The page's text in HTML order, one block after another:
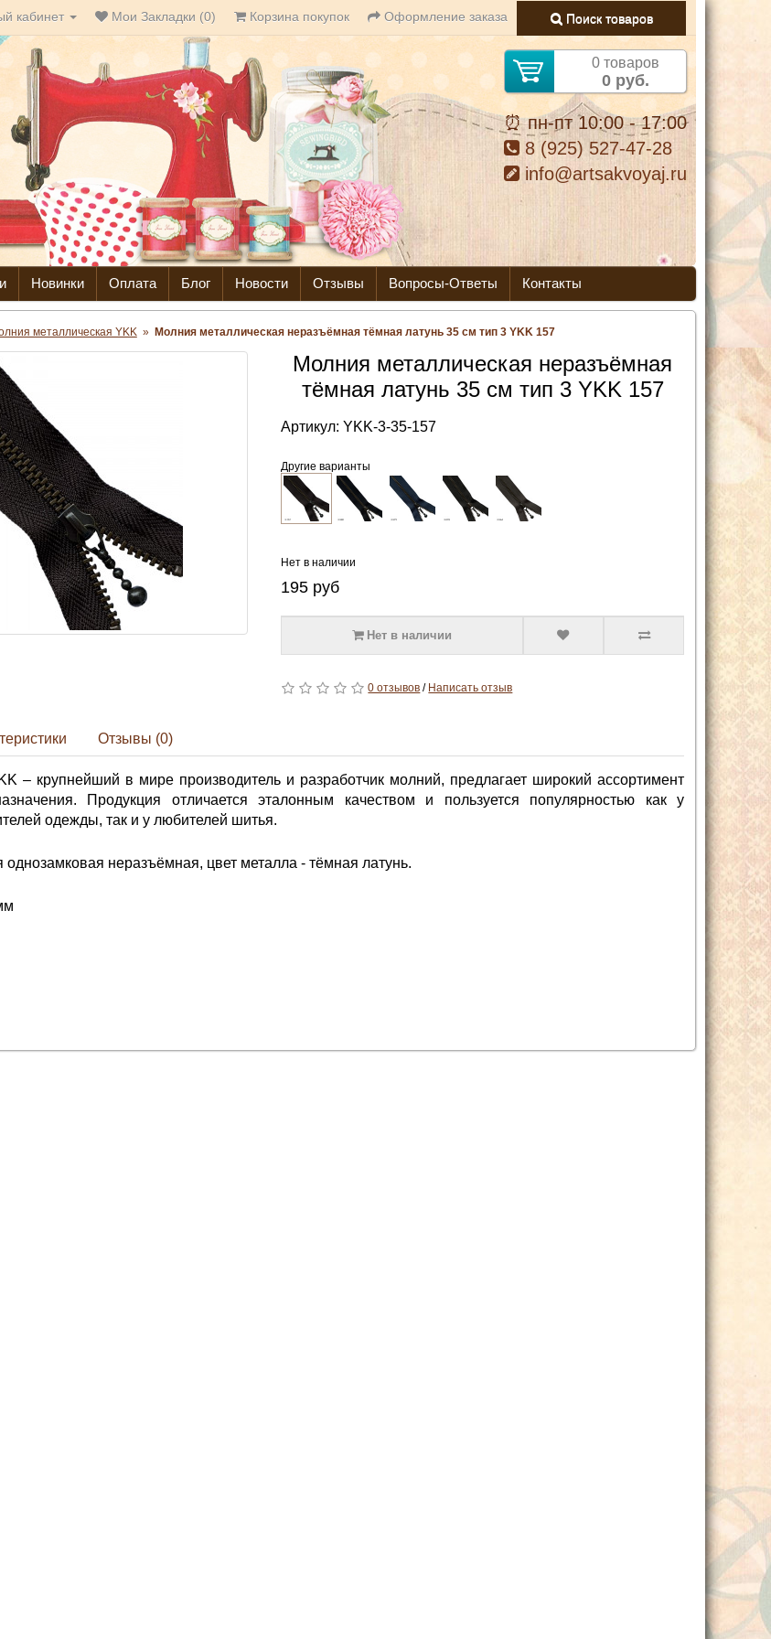
кабинет Мои Закладки (0) Корзина покупок Оформление заказа Поиск товаров
0 товаров
0 руб.
⏰ пн-пт 10:00 - 17:00
8 (925) 527-47-28
info@artsakvoyaj.ru
Новинки Оплата Блог Новости Отзывы Вопросы-Ответы Контакты
металлическая YKK » Молния металлическая неразъёмная тёмная латунь 35 см тип 3 YKK 157
Молния металлическая неразъёмная
тёмная латунь 35 см тип 3 YKK 157
Артикул:YKK-3-35-157
Другие варианты
Нет в наличии
195 руб
Нет в наличии
0 отзывов / Написать отзыв
Отзывы (0)
– крупнейший в мире производитель и разработчик молний, предлагает широкий ассортимент
Продукция отличается эталонным качеством и пользуется популярностью как у
одежды, так и у любителей шитья.
однозамковая неразъёмная, цвет металла - тёмная латунь.